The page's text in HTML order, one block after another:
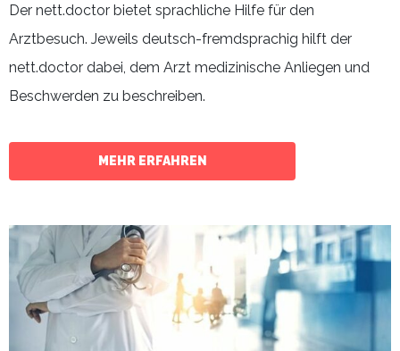
Der nett.doctor bietet sprachliche Hilfe für den
Arztbesuch. Jeweils deutsch-fremdsprachig hilft der
nett.doctor dabei, dem Arzt medizinische Anliegen und
Beschwerden zu beschreiben.
MEHR ERFAHREN